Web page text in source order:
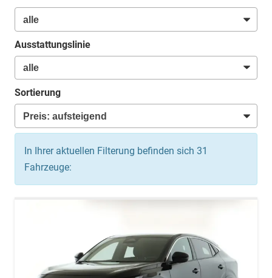
Ausstattungslinie
Sortierung
In Ihrer aktuellen Filterung befinden sich 31
Fahrzeuge: